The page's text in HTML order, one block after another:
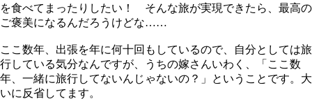
を食べてまったりしたい！ そんな旅が実現できたら、最高の
ご褒美になるんだろうけどな……
ここ数年、出張を年に何十回もしているので、自分としては旅
行している気分なんですが、うちの嫁さんいわく、「ここ数
年、一緒に旅行してないんじゃないの？」ということです。大
いに反省してます。